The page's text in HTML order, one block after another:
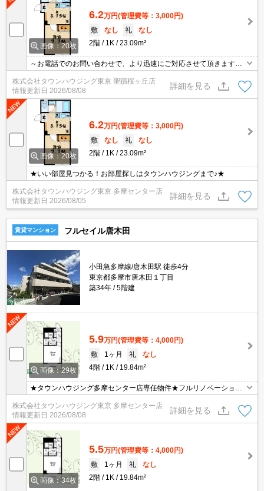
画像：20枚
6.2万円(管理費等：3,000円)
敷
なし 礼
なし
2階
1K 23.09m²
～お電話でのお問い合わせで、より迅速にご対応させて頂きます～
地域密着タウンハウジングまで～
株式会社タウンハウジング東京 聖蹟桜ヶ丘店
情報更新日 2026/08/08
詳細を見る
画像：20枚
6.2万円(管理費等：3,000円)
敷
なし 礼
なし
2階
1K 23.09m²
★いい部屋見つかる！お部屋探しはタウンハウジングまで♪★
株式会社タウンハウジング東京 多摩センター店
情報更新日 2026/08/05
詳細を見る
賃貸マンション フルセイル唐木田
小田急多摩線/唐木田駅 徒歩4分
東京都多摩市唐木田１丁目
築34年
5階建
画像：29枚
5.9万円(管理費等：4,000円)
敷
1ヶ月 礼
なし
4階
1K 19.84m²
★タウンハウジング多摩センター店専任物件★フルリノベーション
★ネット使用料無料★礼金なし★経済的な都市ガス★宅配ボックス
★オートロック★敷地内駐車場★
株式会社タウンハウジング東京 多摩センター店
情報更新日 2026/08/08
詳細を見る
画像：34枚
5.5万円(管理費等：4,000円)
敷
1ヶ月 礼
なし
2階
1K 19.84m²